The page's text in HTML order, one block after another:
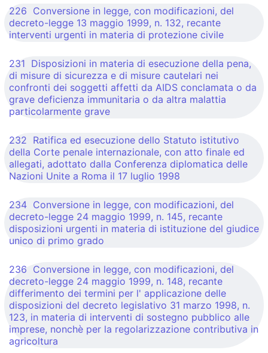
226 Conversione in legge, con modificazioni, del
decreto-legge 13 maggio 1999, n. 132, recante
interventi urgenti in materia di protezione civile
231 Disposizioni in materia di esecuzione della pena,
di misure di sicurezza e di misure cautelari nei
confronti dei soggetti affetti da AIDS conclamata o da
grave deficienza immunitaria o da altra malattia
particolarmente grave
232 Ratifica ed esecuzione dello Statuto istitutivo
della Corte penale internazionale, con atto finale ed
allegati, adottato dalla Conferenza diplomatica delle
Nazioni Unite a Roma il 17 luglio 1998
234 Conversione in legge, con modificazioni, del
decreto-legge 24 maggio 1999, n. 145, recante
disposizioni urgenti in materia di istituzione del giudice
unico di primo grado
236 Conversione in legge, con modificazioni, del
decreto-legge 24 maggio 1999, n. 148, recante
differimento dei termini per l' applicazione delle
disposizioni del decreto legislativo 31 marzo 1998, n.
123, in materia di interventi di sostegno pubblico alle
imprese, nonchè per la regolarizzazione contributiva in
agricoltura